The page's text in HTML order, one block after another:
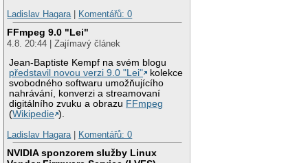
Ladislav Hagara| Komentářů: 0
FFmpeg 9.0 "Lei"
4.8. 20:44 | Zajímavý článek
Jean-Baptiste Kempf na svém blogu
představil novou verzi 9.0 "Lei"
kolekce
svobodného softwaru umožňujícího
nahrávání, konverzi a streamovaní
digitálního zvuku a obrazu FFmpeg
(Wikipedie ).
Ladislav Hagara| Komentářů: 0
NVIDIA sponzorem služby Linux